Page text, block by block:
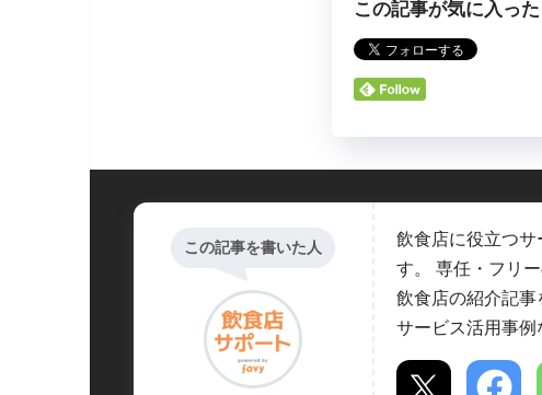
この記事が気に入っ
この記事を書いた人
飲食店に役立つサ
す。 専任・フリ
飲食店の紹介記
サービス活用事例